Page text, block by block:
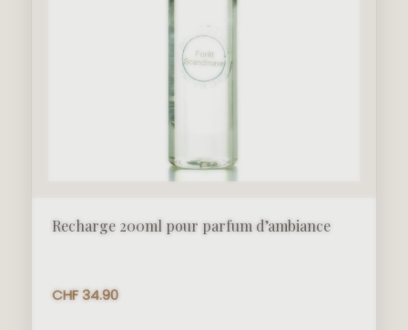
Recharge 200ml pour parfum d’ambiance
CHF34.90